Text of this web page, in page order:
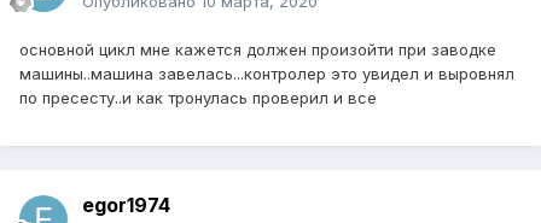
основной цикл мне кажется должен произойти при заводке
машины..машина завелась...контролер это увидел и выровнял
по пресесту..и как тронулась проверил и все
egor1974